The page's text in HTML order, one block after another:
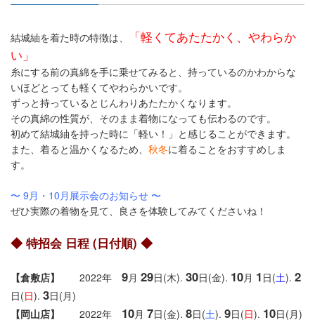
結城紬を着た時の特徴は、
「軽くてあたたかく、やわらか
い」
糸にする前の真綿を手に乗せてみると、持っているのかわからな
いほどとっても軽くてやわらかいです。
ずっと持っているとじんわりあたたかくなります。
その真綿の性質が、そのまま着物になっても伝わるのです。
初めて結城紬を持った時に「軽い！」と感じることができます。
また、着ると温かくなるため、 秋冬に着ることをおすすめしま
す。
〜 9月・10月展示会のお知らせ 〜
ぜひ実際の着物を見て、良さを体験してみてくださいね！
◆ 特招会 日程 (日付順) ◆
【倉敷店】 2022年 9月 29日(木). 30日(金). 10月 1 日(土). 2
日(日). 3日(月)
【岡山店】
2022年 10月 7日(金). 8日(土). 9日(日). 10日(月)